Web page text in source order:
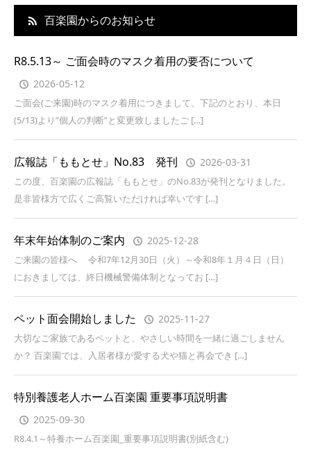
百楽園からのお知らせ
R8.5.13～ ご面会時のマスク着用の要否について
2026-05-12
ご面会(ご来園)時のマスク着用につきまして、下記のとおり、本日
(5/13)より”個人の判断”と変更致しましたご […]
広報誌「ももとせ」No.83 発刊 2026-03-31
この度、百楽園の広報誌「ももとせ」のNo.83が発刊となりました。
是非皆様方で広くご高覧いただければ幸いです […]
年末年始体制のご案内 2025-12-28
ご来園の皆様へ 令和7年12月30日（火）～令和8年１月４日（日）
におきましては、終日機械警備体制となってお […]
ペット面会開始しました 2025-11-27
大切なご家族であるペットと、やさしい時間を一緒に過ごしません
か？ 百楽園では、入居者様が愛する犬や猫と再会でき […]
特別養護老人ホーム百楽園 重要事項説明書
2025-09-30
R8.4.1～特養ホーム百楽園_重要事項説明書(別紙含む)